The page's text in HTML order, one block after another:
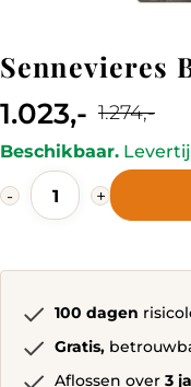
Sennevieres
1.023,-
Current
price
is:
1.023,-.
1.274,-
Original
price
was:
1.274,-.
Beschikbaar.
-
Sennevieres
Bureau
Houtskleur
+
100 dagen
Gratis,
Aflossen over 3